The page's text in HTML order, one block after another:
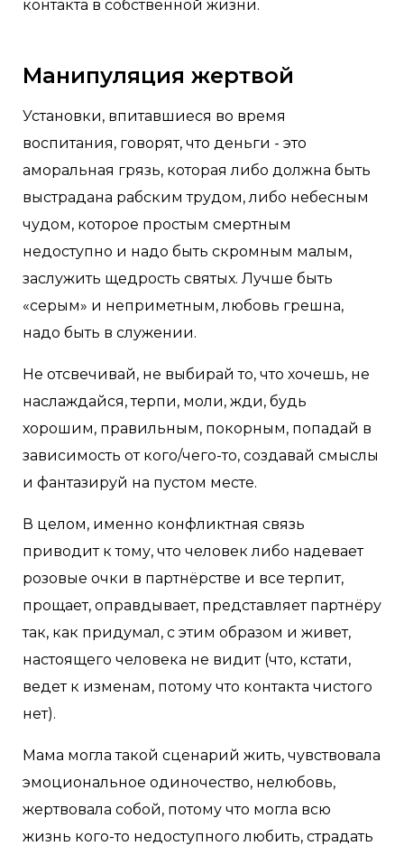
контакта в собственной жизни.
Манипуляция жертвой
Установки, впитавшиеся во время
воспитания, говорят, что деньги - это
аморальная грязь, которая либо должна быть
выстрадана рабским трудом, либо небесным
чудом, которое простым смертным
недоступно и надо быть скромным малым,
заслужить щедрость святых. Лучше быть
«серым» и неприметным, любовь грешна,
надо быть в служении.
Не отсвечивай, не выбирай то, что хочешь, не
наслаждайся, терпи, моли, жди, будь
хорошим, правильным, покорным, попадай в
зависимость от кого/чего-то, создавай смыслы
и фантазируй на пустом месте.
В целом, именно конфликтная связь
приводит к тому, что человек либо надевает
розовые очки в партнёрстве и все терпит,
прощает, оправдывает, представляет партнёру
так, как придумал, с этим образом и живет,
настоящего человека не видит (что, кстати,
ведет к изменам, потому что контакта чистого
нет).
Мама могла такой сценарий жить, чувствовала
эмоциональное одиночество, нелюбовь,
жертвовала собой, потому что могла всю
жизнь кого-то недоступного любить, страдать